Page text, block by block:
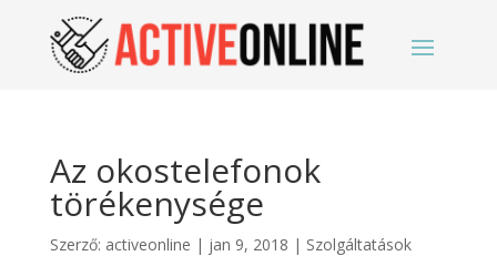
Az okostelefonok
törékenysége
Szerző: activeonline | jan 9, 2018 | Szolgáltatások